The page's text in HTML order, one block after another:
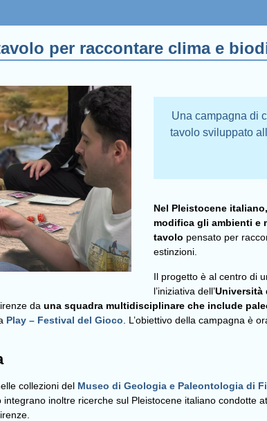
per raccontare clima e
Una campagna di
tavolo sviluppato
Nel Pleistocene
modifica gli ambienti e
tavolo pensato per
estinzioni.
Il progetto è al centro di
l’iniziativa dell’Università
da una squadra multidisciplinare che include
Play – Festival del Gioco . L’obiettivo della campagna è
collezioni del Museo di Geologia e Paleontologia di
inoltre ricerche sul Pleistocene italiano condotte